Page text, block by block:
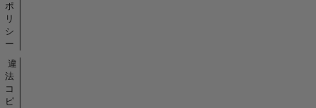
ポ
リ
シ
ー
違
法
コ
ピ